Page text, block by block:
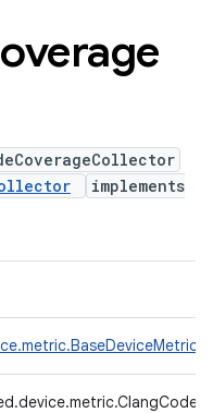
implements